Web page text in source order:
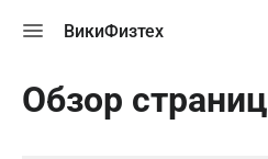
меню
ВикиФизтех
Обзор страниц